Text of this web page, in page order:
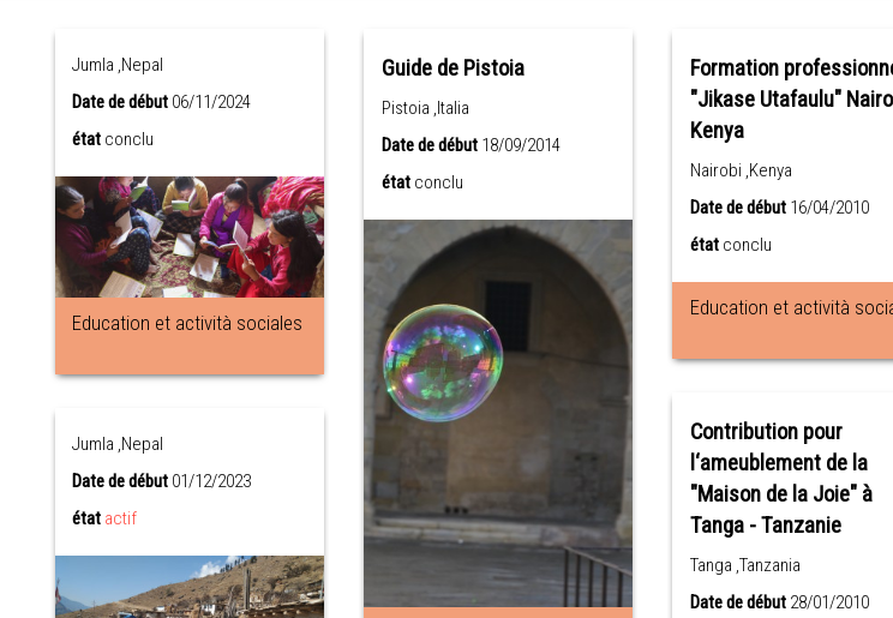
Jumla ,Nepal
Date de début 06/11/2024
état conclu
Education et actività sociales
Jumla ,Nepal
Date de début 01/12/2023
état actif
Guide de Pistoia
Pistoia ,Italia
Date de début18/09/2014
état conclu
Formation
"Jikase Utafaulu"
Kenya
Nairobi ,Kenya
Date de début16/04/2010
état conclu
Education et actività
Contribution pour
l‘ameublement de la
"Maison de la Joie" à
Tanga - Tanzanie
Tanga ,Tanzania
Date de début28/01/2010